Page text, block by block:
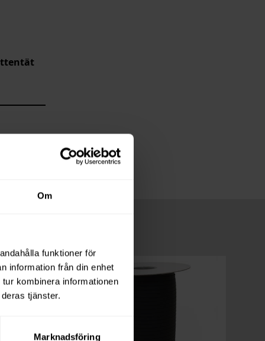
Om
funktioner för
information från din enhet
kombinera informationen
tjänster.
Marknadsföring